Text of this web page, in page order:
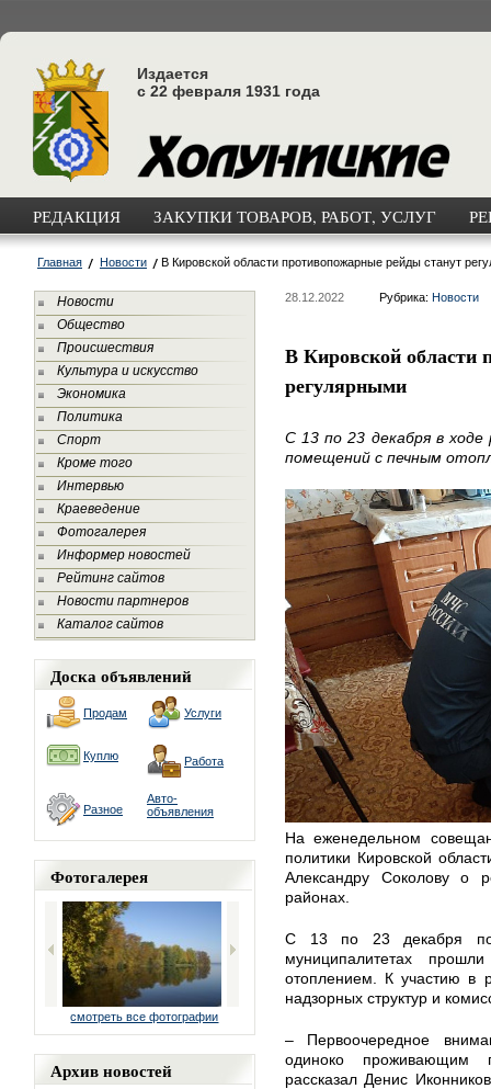
Издается
с 22 февраля 1931 года
РЕДАКЦИЯ ЗАКУПКИ ТОВАРОВ, РАБОТ, УСЛУГ
Главная Новости В Кировской области противопожарные рейды станут
Новости
Общество
Происшествия
Культура и искусство
Экономика
Политика
Спорт
Кроме того
Интервью
Краеведение
Фотогалерея
Информер новостей
Рейтинг сайтов
Новости партнеров
Каталог сайтов
Доска объявлений
Продам Услуги
Куплю Работа
Разное
Авто-
объявления
Фотогалерея
смотреть все фотографии
Архив новостей
28.12.2022 Рубрика: Новости
В Кировской области
регулярными
С 13 по 23 декабря в
помещений с печным
На еженедельном
политики Кировской
Александру Соколову о
районах.
С 13 по 23 декабря по
муниципалитетах
отоплением. К участию в
надзорных структур и
– Первоочередное
одиноко проживающим
рассказал Денис